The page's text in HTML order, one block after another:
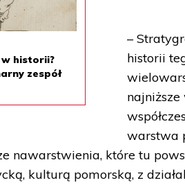
w historii?
zespół
–
historii
warstwa
nawarstwienia, które tu
kulturą pomorską, z